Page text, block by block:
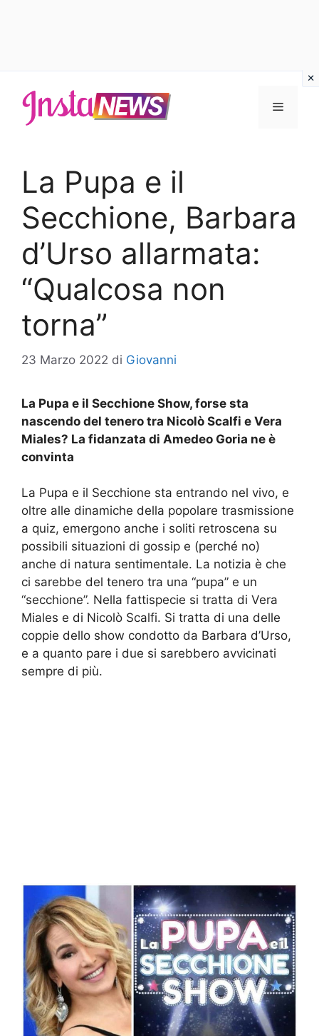
contenuto
Menu
La Pupa e il
Secchione, Barbara
d’Urso allarmata:
“Qualcosa non
torna”
23 Marzo 2022 di Giovanni
La Pupa e il Secchione Show, forse sta
nascendo del tenero tra Nicolò Scalfi e Vera
Miales? La fidanzata di Amedeo Goria ne è
convinta
La Pupa e il Secchione sta entrando nel vivo, e
oltre alle dinamiche della popolare trasmissione
a quiz, emergono anche i soliti retroscena su
possibili situazioni di gossip e (perché no)
anche di natura sentimentale. La notizia è che
ci sarebbe del tenero tra una “pupa” e un
“secchione”. Nella fattispecie si tratta di Vera
Miales e di Nicolò Scalfi. Si tratta di una delle
coppie dello show condotto da Barbara d’Urso,
e a quanto pare i due si sarebbero avvicinati
sempre di più.